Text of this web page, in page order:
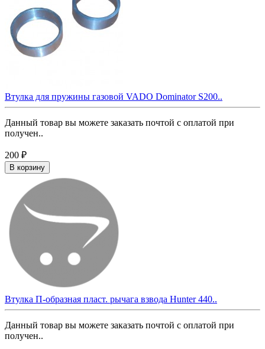
Втулка для пружины газовой VADO Dominator S200..
Данный товар вы можете заказать почтой с оплатой при
получен..
200 ₽
В корзину
Втулка П-образная пласт. рычага взвода Hunter 440..
Данный товар вы можете заказать почтой с оплатой при
получен..